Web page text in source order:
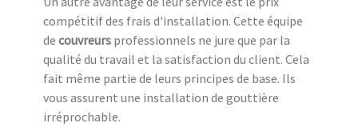
compétitif des frais d'installation. Cette équipe
de couvreurs professionnels ne jure que par la
qualité du travail et la satisfaction du client. Cela
fait même partie de leurs principes de base. Ils
vous assurent une installation de gouttière
irréprochable.